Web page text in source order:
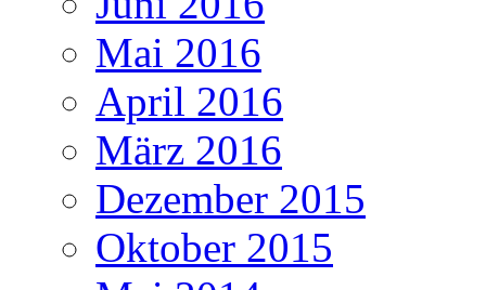
Mai 2016
April 2016
März 2016
Dezember 2015
Oktober 2015